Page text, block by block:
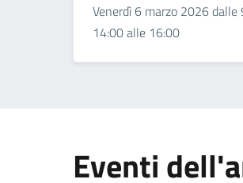
Venerdì 6 marzo 2026
14:00 alle 16:00
Eventi